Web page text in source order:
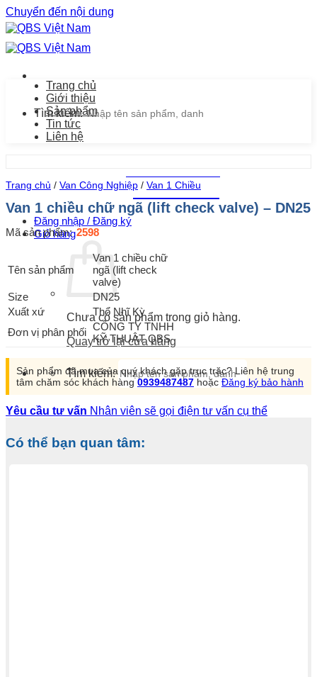
Chuyển đến nội dung
Tìm kiếm:
0939.487.487
Đăng nhập / Đăng ký
Giỏ hàng
Chưa có sản phẩm trong giỏ hàng.
Quay trở lại cửa hàng
Tìm kiếm:
Trang chủ
Giới thiệu
Sản phẩm
Tin tức
Liên hệ
Trang chủ / Van Công Nghiệp / Van 1 Chiều
Van 1 chiều chữ ngã (lift check valve) – DN25
Mã sản phẩm: 2598
Tên sản phẩm
Van 1 chiều chữ
ngã (lift check
valve)
Size
DN25
Xuất xứ
Thổ Nhĩ Kỳ
Đơn vị phân phối CÔNG TY TNHH
KỸ THUẬT QBS
Sản phẩm đã mua của quý khách gặp trục trặc? Liên hệ trung
tâm chăm sóc khách hàng0939487487 hoặc Đăng ký bảo hành
Yêu cầu tư vấn Nhân viên sẽ gọi điện tư vấn cụ thể
Có thể bạn quan tâm: